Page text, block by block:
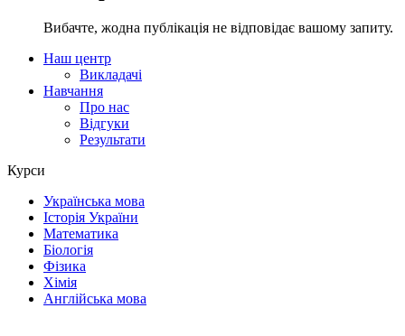
Вибачте, жодна публікація не відповідає вашому запиту.
Наш центр
Викладачі
Навчання
Про нас
Відгуки
Результати
Курси
Українська мова
Історія України
Математика
Біологія
Фізика
Хімія
Англійська мова